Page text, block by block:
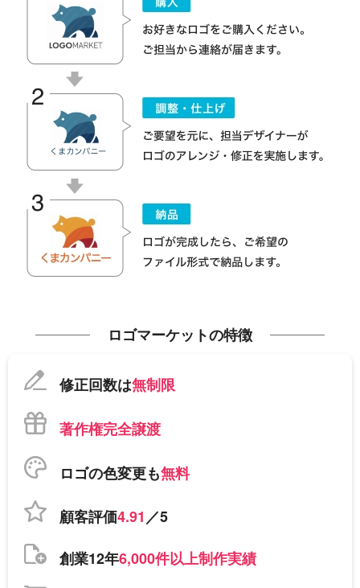
ロゴマーケットの特徴
修正回数は無制限
著作権完全譲渡
ロゴの色変更も無料
顧客評価4.91／5
創業12年6,000件以上制作実績